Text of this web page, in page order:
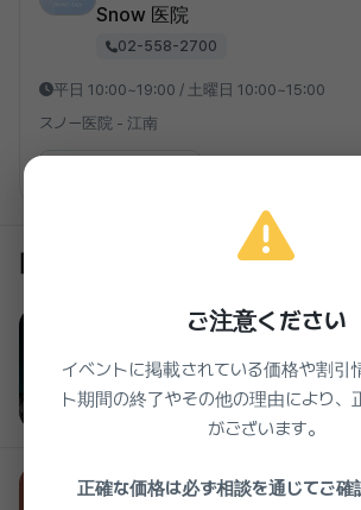
Snow 医院
02-558-2700
平日 10:00~19:00 / 土曜日 10:00~15:00
スノー医院 - 江南
同じクリニックの他のイベント
Snow Clinic
リジュランHB PLUS、繊
42%319,000₩
2026.03.27 ~ 2027.03.27
Snow Clinic
中年目の整形 上眼瞼 眉
ご注意ください
イベントに掲載されている価格や割引
ト期間の終了やその他の理由により、
がございます。
正確な価格は必ず相談を通じてご確